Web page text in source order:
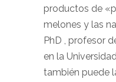
productos de
melones y las
PhD , profesor
en la
también puede